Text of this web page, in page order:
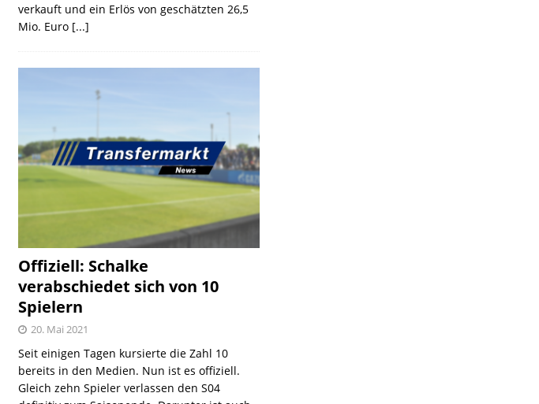
verkauft und ein Erlös von geschätzten 26,5
Mio. Euro [...]
Offiziell: Schalke
verabschiedet sich von 10
Spielern
20. Mai 2021
Seit einigen Tagen kursierte die Zahl 10
bereits in den Medien. Nun ist es offiziell.
Gleich zehn Spieler verlassen den S04